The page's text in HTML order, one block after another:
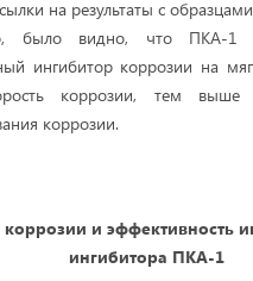
на результаты с
было видно, что ПКА-1
ингибитор коррозии на
коррозии, тем выше
коррозии.
коррозии и эффективность
ингибитора ПКА-1